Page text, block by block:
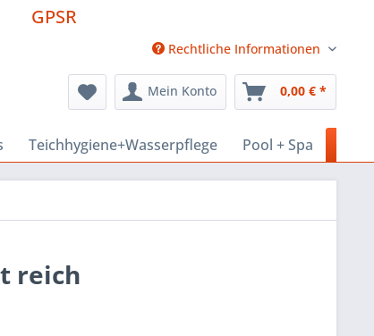
GPSR
Rechtliche Informationen
Mein Konto 0,00 € *
Teichhygiene+Wasserpflege Pool + Spa
reich